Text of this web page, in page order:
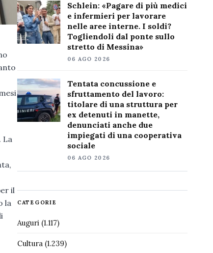
La
il
la
Schlein: «Pagare di più medici
e infermieri per lavorare
nelle aree interne. I soldi?
Togliendoli dal ponte sullo
stretto di Messina»
06 AGO 2026
Tentata concussione e
sfruttamento del lavoro:
titolare di una struttura per
ex detenuti in manette,
denunciati anche due
impiegati di una cooperativa
sociale
06 AGO 2026
CATEGORIE
Auguri(1.117)
Cultura(1.239)